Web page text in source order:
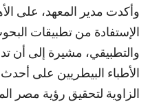
وأكدت مدير المعهد، على
الإستفادة من تطبيقات
والتطبيقي، مشيرة إلى أن
الأطباء البيطريين على